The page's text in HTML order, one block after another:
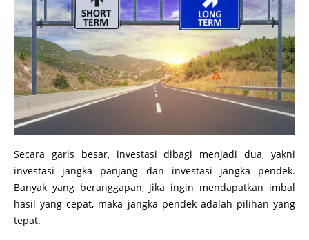
Secara garis besar, investasi dibagi menjadi dua, yakni
investasi jangka panjang dan investasi jangka pendek.
Banyak yang beranggapan, jika ingin mendapatkan imbal
hasil yang cepat, maka jangka pendek adalah pilihan yang
tepat.